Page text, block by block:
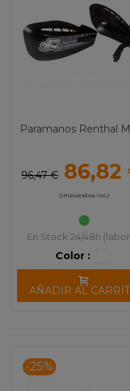
Paramanos Renthal
96,47 € 86,82
(impuestos inc.)
En Stock 24/48h
Color :
AÑADIR AL
-25%